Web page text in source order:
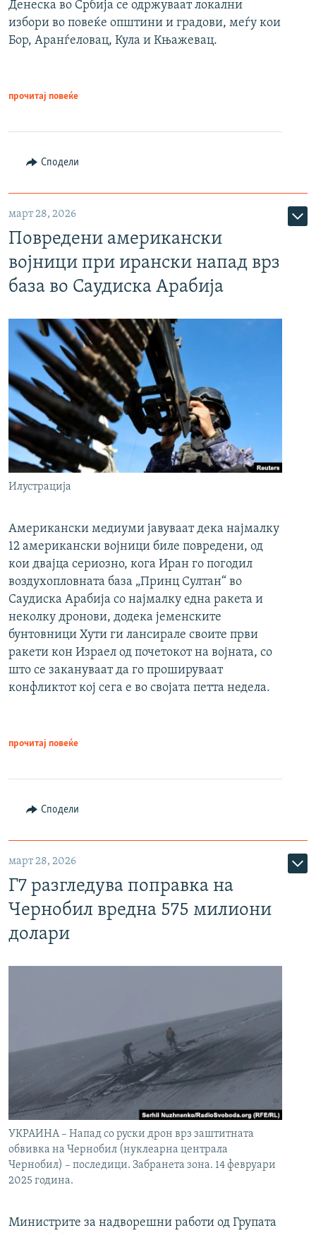
Денеска во Србија се одржуваат локални
избори во повеќе општини и градови, меѓу кои
Бор, Аранѓеловац, Кула и Књажевац.
прочитај повеќе
Сподели
март 28, 2026
Повредени американски
војници при ирански напад врз
база во Саудиска Арабија
Илустрација
Американски медиуми јавуваат дека најмалку
12 американски војници биле повредени, од
кои двајца сериозно, кога Иран го погодил
воздухопловната база „Принц Султан“ во
Саудиска Арабија со најмалку една ракета и
неколку дронови, додека јеменските
бунтовници Хути ги лансирале своите први
ракети кон Израел од почетокот на војната, со
што се закануваат да го прошируваат
конфликтот кој сега е во својата петта недела.
прочитај повеќе
Сподели
март 28, 2026
Г7 разгледува поправка на
Чернобил вредна 575 милиони
долари
УКРАИНА – Напад со руски дрон врз заштитната
обвивка на Чернобил (нуклеарна централа
Чернобил) – последици. Забранета зона. 14 февруари
2025 година.
Министрите за надворешни работи од Групата